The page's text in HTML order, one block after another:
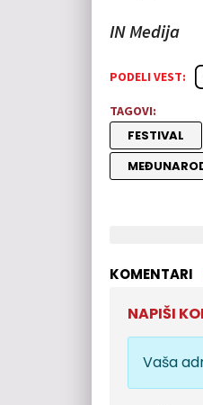
IN Medija
PODELI VEST:
TAGOVI:
FESTIVAL
KOMENTARI
NAPIŠI
Vaša